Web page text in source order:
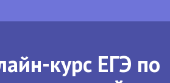
курс ЕГЭ по